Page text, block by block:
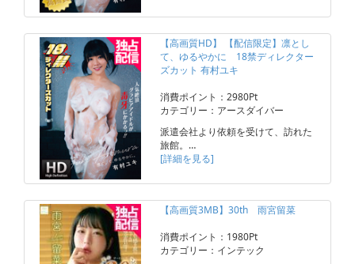
【高画質HD】 【配信限定】凛とし
て、ゆるやかに 18禁ディレクター
ズカット 有村ユキ
消費ポイント：2980Pt
カテゴリー：アースダイバー
派遣会社より依頼を受けて、訪れた
旅館。…
[詳細を見る]
【高画質3MB】30th 雨宮留菜
消費ポイント：1980Pt
カテゴリー：インテック